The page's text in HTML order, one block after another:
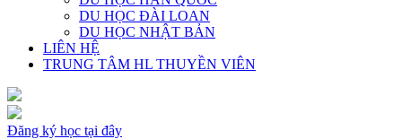
DU HỌC ĐÀI LOAN
DU HỌC NHẬT BẢN
LIÊN HỆ
TRUNG TÂM HL THUYỀN VIÊN
Đăng ký học tại đây